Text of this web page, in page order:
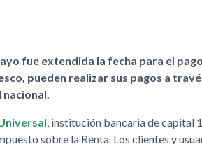
fue extendida la fecha para el
pueden realizar sus pagos a
nacional.
, institución bancaria de capital
sobre la Renta. Los clientes y